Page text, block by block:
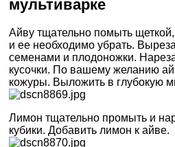
мультиварке
Айву тщательно помыть щеткой,
и ее необходимо убрать.
семенами и плодоножки.
кусочки. По вашему желанию
кожуры. Выложить в глубокую
Лимон тщательно промыть и
кубики. Добавить лимон к айве.